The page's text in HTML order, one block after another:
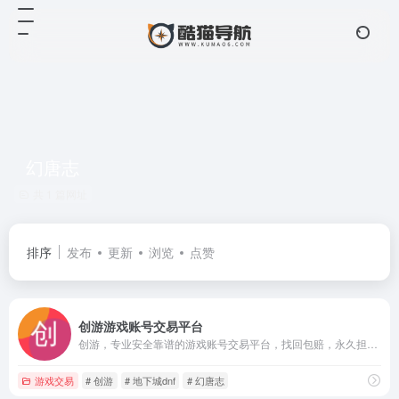
排序 发布 更新 浏览 点赞
创游游戏账号交易平台
游戏交易 # 创游 # 地下城dnf # 幻唐志